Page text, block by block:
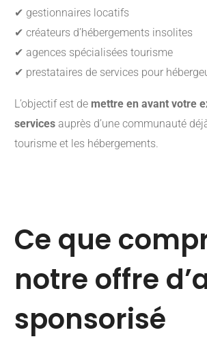
✔ gestionnaires locatifs
✔ créateurs d’hébergements insolites
✔ agences spécialisées tourisme
✔ prestataires de services pour
L’objectif est de mettre en avant votre
services auprès d’une communauté
tourisme et les hébergements.
Ce que
notre offre
sponsorisé